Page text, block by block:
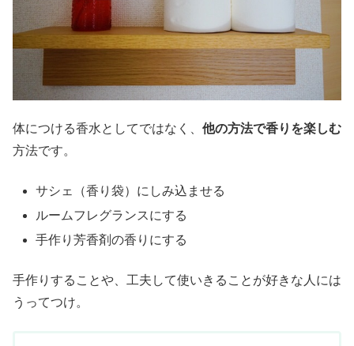
体につける香水としてではなく、 他の方法で香りを楽しむ
方法です。
サシェ（香り袋）にしみ込ませる
ルームフレグランスにする
手作り芳香剤の香りにする
手作りすることや、工夫して使いきることが好きな人には
うってつけ。